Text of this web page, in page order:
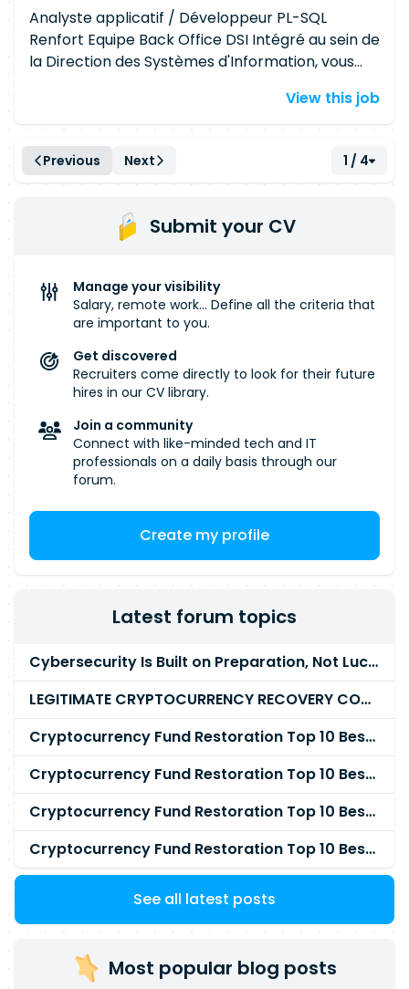
Analyste applicatif / Développeur PL-SQL
Renfort Equipe Back Office DSI Intégré au sein de
la Direction des Systèmes d'Information, vous
Back Office, sur les systèmes Finance en
run, vous intervenez sur les interfaces Finance
existantes et sur les projets de développement
Financière et l'équipe DSI Back Office. Run : faire
tourner les interfaces entre les systèmes
de fin de mois et les clôtures semestrielles o
Résolution des problèmes rencontrés sur ces
interfaces, avec le support du Responsable de
Domaine SI Développement : prendre en charge
les développements sur les projets Finance
suivants : refonte des interfaces Finance mise en
View this job
Previous Next 1 / 4
Submit your CV
Manage your visibility
Salary, remote work... Define all the criteria that
are important to you.
Get discovered
Recruiters come directly to look for their future
hires in our CV library.
Join a community
Connect with like-minded tech and IT
professionals on a daily basis through our
forum.
Create my profile
Latest forum topics
Cybersecurity Is Built on Preparation, Not LuckK
LEGITIMATE CRYPTOCURRENCY RECOVERY COMPANY IN THE WORLD - PYRAMID HACK SOLUTION
Cryptocurrency Fund Restoration Top 10 Best & Unrivaled Certified Cryptocurrency Recovery Agency
Cryptocurrency Fund Restoration Top 10 Best & Unrivaled Certified Cryptocurrency Recovery Expert
Cryptocurrency Fund Restoration Top 10 Best & Unrivaled Certified Cryptocurrency Recovery Service
Cryptocurrency Fund Restoration Top 10 Best & Unrivaled Certified Cryptocurrency Recovery Company
See all latest posts
Most popular blog posts